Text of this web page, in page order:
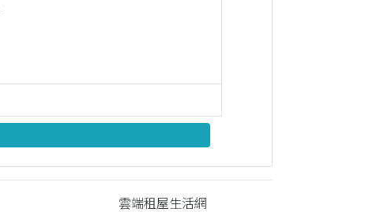
雲端租屋生活網